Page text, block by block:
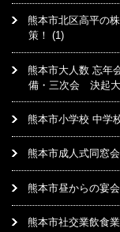
熊本市北区高平の
策！ (1)
熊本市大人数 忘年
備・三次会 決起
熊本市小学校 中学
熊本市成人式同窓
熊本市昼からの
熊本市社交業飲食